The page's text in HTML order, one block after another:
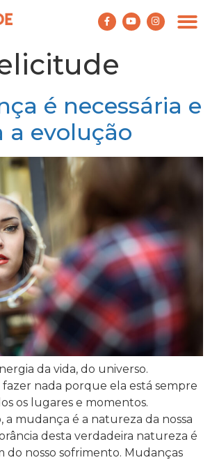
é necessária e
a evolução
da vida, do universo.
nada porque ela está sempre
os lugares e momentos.
a mudança é a natureza da nossa
desta verdadeira natureza é
do nosso sofrimento. Mudanças